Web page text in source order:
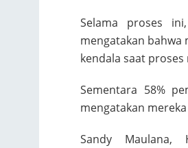
Selama proses
mengatakan bahwa
kendala saat
Sementara 58%
mengatakan
Sandy Maulana,